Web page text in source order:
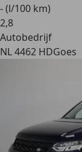
- (l/100 km)
2,8
Autobedrijf
NL 4462 HDGoes